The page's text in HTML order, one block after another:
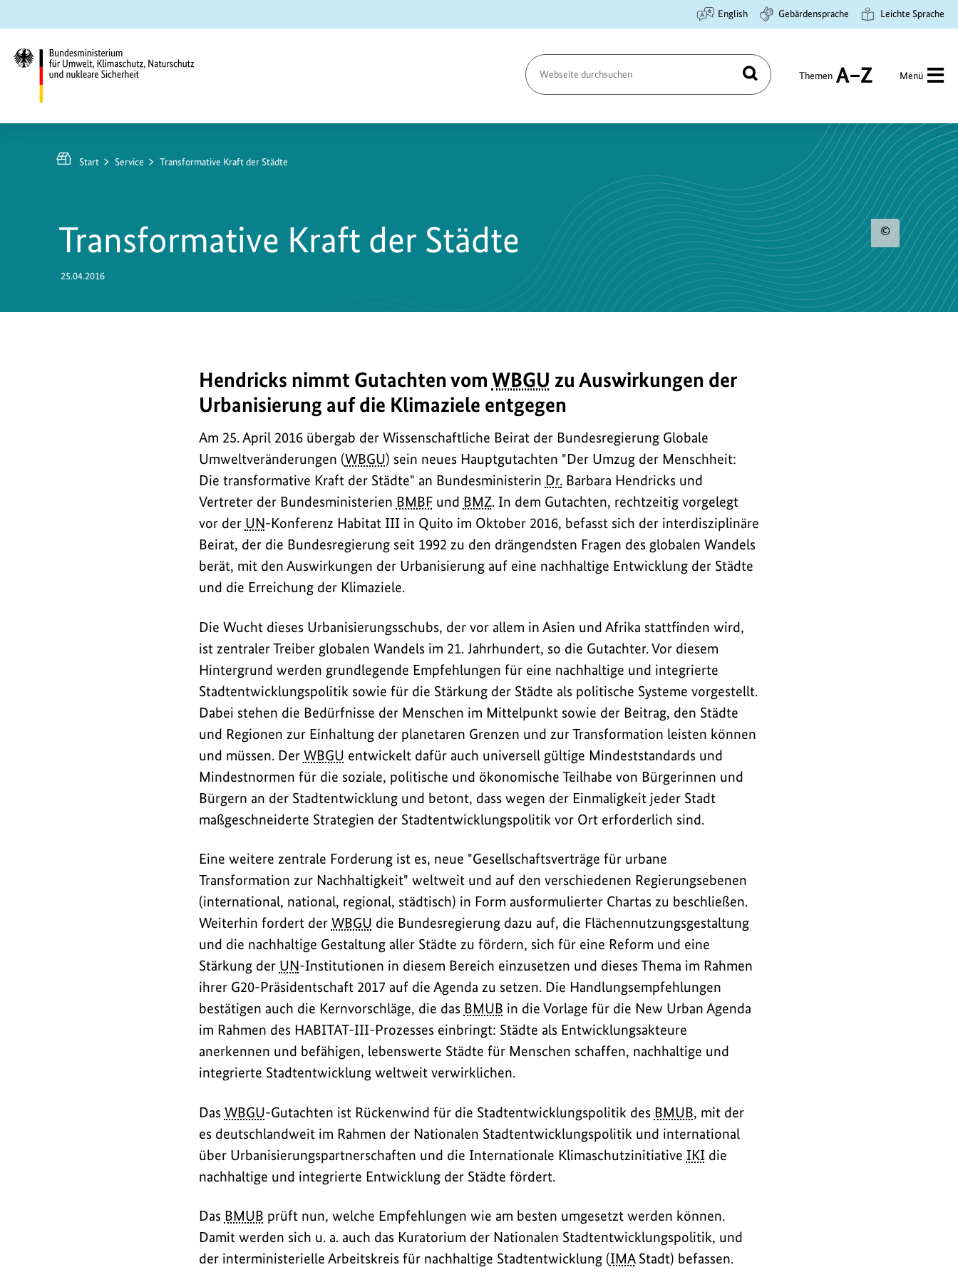
Hauptinhalt
springen
Suche
springen
Hauptnavigation
springen
English Gebärdensprache Leichte Sprache
Umwelt,
Klimaschutz,
nukleare
Sicherheit
Seite
durchsuchen
Suchen Themen
A
Menü
Start Service Transformative Kraft der Städte
Transformative Kraft der Städte
25.04.2016
zum
Bild
Hendricks
nimmt
Gutachten
vom
WBGU
zu
Auswirkungen
Urbanisierung
auf
die
Klimaziele
Hendricks nimmt Gutachten vom WBGU zu Auswirkungen der
Urbanisierung auf die Klimaziele entgegen
Am 25. April 2016 übergab der Wissenschaftliche Beirat der Bundesregierung Globale
Umweltveränderungen (WBGU) sein neues Hauptgutachten "Der Umzug der Menschheit:
Die transformative Kraft der Städte" an Bundesministerin Dr.Barbara Hendricks und
Vertreter der Bundesministerien BMBFund BMZ. In dem Gutachten, rechtzeitig vorgelegt
vor der UN-Konferenz Habitat III in Quito im Oktober 2016, befasst sich der interdisziplinäre
Beirat, der die Bundesregierung seit 1992 zu den drängendsten Fragen des globalen Wandels
berät, mit den Auswirkungen der Urbanisierung auf eine nachhaltige Entwicklung der Städte
und die Erreichung der Klimaziele.
Die Wucht dieses Urbanisierungsschubs, der vor allem in Asien und Afrika stattfinden wird,
ist zentraler Treiber globalen Wandels im 21. Jahrhundert, so die Gutachter. Vor diesem
Hintergrund werden grundlegende Empfehlungen für eine nachhaltige und integrierte
Stadtentwicklungspolitik sowie für die Stärkung der Städte als politische Systeme vorgestellt.
Dabei stehen die Bedürfnisse der Menschen im Mittelpunkt sowie der Beitrag, den Städte
und Regionen zur Einhaltung der planetaren Grenzen und zur Transformation leisten können
und müssen. Der WBGU entwickelt dafür auch universell gültige Mindeststandards und
Mindestnormen für die soziale, politische und ökonomische Teilhabe von Bürgerinnen und
Bürgern an der Stadtentwicklung und betont, dass wegen der Einmaligkeit jeder Stadt
maßgeschneiderte Strategien der Stadtentwicklungspolitik vor Ort erforderlich sind.
Eine weitere zentrale Forderung ist es, neue "Gesellschaftsverträge für urbane
Transformation zur Nachhaltigkeit" weltweit und auf den verschiedenen Regierungsebenen
(international, national, regional, städtisch) in Form ausformulierter Chartas zu beschließen.
Weiterhin fordert der WBGU die Bundesregierung dazu auf, die Flächennutzungsgestaltung
und die nachhaltige Gestaltung aller Städte zu fördern, sich für eine Reform und eine
Stärkung der UN-Institutionen in diesem Bereich einzusetzen und dieses Thema im Rahmen
ihrer G20-Präsidentschaft 2017 auf die Agenda zu setzen. Die Handlungsempfehlungen
bestätigen auch die Kernvorschläge, die das BMUB in die Vorlage für die New Urban Agenda
im Rahmen des HABITAT-III-Prozesses einbringt: Städte als Entwicklungsakteure
anerkennen und befähigen, lebenswerte Städte für Menschen schaffen, nachhaltige und
integrierte Stadtentwicklung weltweit verwirklichen.
Das WBGU-Gutachten ist Rückenwind für die Stadtentwicklungspolitik des BMUB, mit der
es deutschlandweit im Rahmen der Nationalen Stadtentwicklungspolitik und international
über Urbanisierungspartnerschaften und die Internationale Klimaschutzinitiative IKIdie
nachhaltige und integrierte Entwicklung der Städte fördert.
Das BMUB prüft nun, welche Empfehlungen wie am besten umgesetzt werden können.
Damit werden sich u. a. auch das Kuratorium der Nationalen Stadtentwicklungspolitik, und
der interministerielle Arbeitskreis für nachhaltige Stadtentwicklung (IMAStadt) befassen.